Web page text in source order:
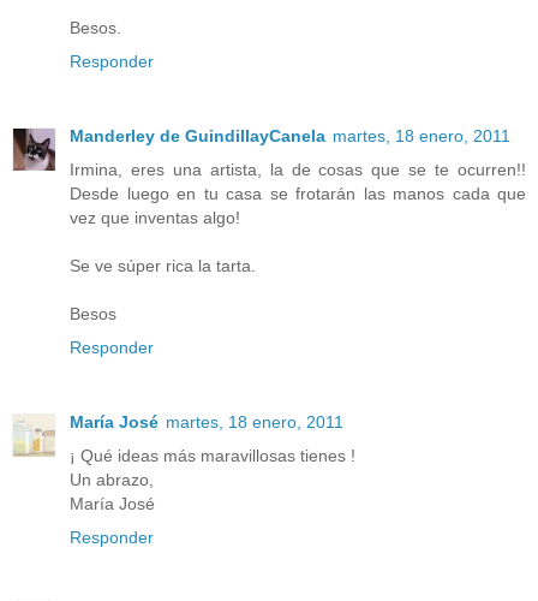
Besos.
Responder
Manderley de GuindillayCanela martes, 18 enero, 2011
Irmina, eres una artista, la de cosas que se te ocurren!!
Desde luego en tu casa se frotarán las manos cada que
vez que inventas algo!
Se ve súper rica la tarta.
Besos
Responder
María José martes, 18 enero, 2011
¡ Qué ideas más maravillosas tienes !
Un abrazo,
María José
Responder